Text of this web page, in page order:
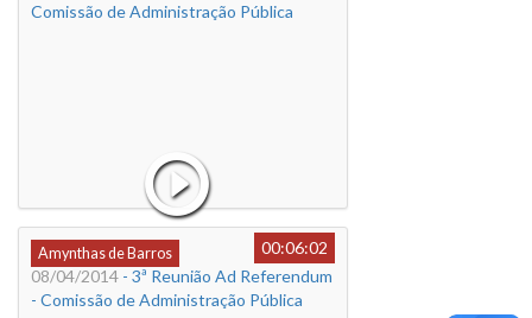
Comissão de Administração Pública
Amynthas de Barros
00:06:02
08/04/2014 - 3ª Reunião Ad Referendum
- Comissão de Administração Pública